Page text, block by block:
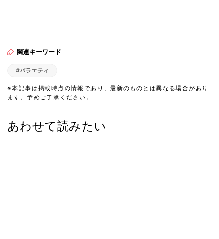
関連キーワード
#バラエティ
※本記事は掲載時点の情報であり、最新のものとは異なる場合があり
ます。予めご了承ください。
あわせて読みたい